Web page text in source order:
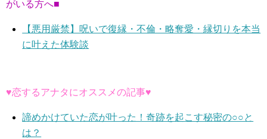
がいる方へ■
【悪用厳禁】呪いで復縁・不倫・略奪愛・縁切りを本当
に叶えた体験談
♥恋するアナタにオススメの記事♥
諦めかけていた恋が叶った！奇跡を起こす秘密の○○と
は？